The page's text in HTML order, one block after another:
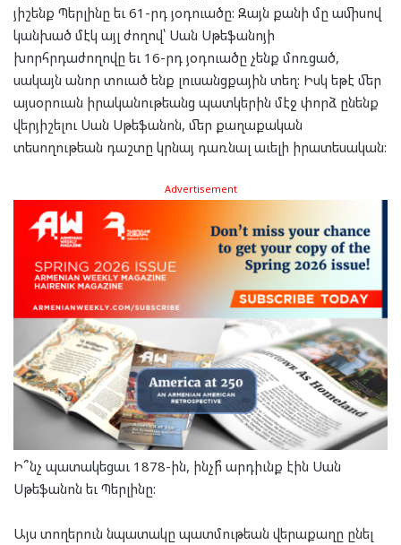
յիշենք Պերլինը եւ 61-րդ յօդուածը: Զայն քանի մը ամիսով
կանխած մէկ այլ ժողով՝ Սան Սթեֆանոյի
խորհրդաժողովը եւ 16-րդ յօդուածը չենք մոռցած,
սակայն անոր տուած ենք լուսանցքային տեղ: Իսկ եթէ մեր
այսօրուան իրականութեանց պատկերին մէջ փորձ ընենք
վերյիշելու Սան Սթեֆանոն, մեր քաղաքական
տեսողութեան դաշտը կրնայ դառնալ աւելի իրատեսական:
Advertisement
Ի՞նչ պատակեցաւ 1878-ին, ինչի՞ արդիւնք էին Սան
Սթեֆանոն եւ Պերլինը:
Այս տողերուն նպատակը պատմութեան վերաքաղը ընել